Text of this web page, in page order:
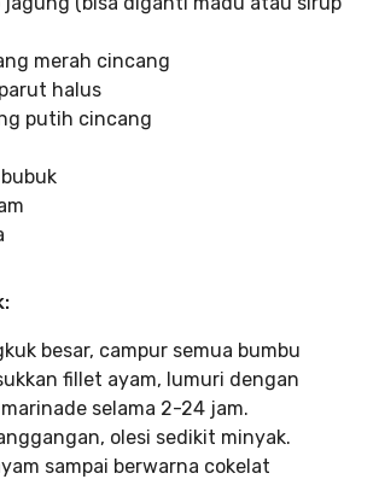
merah cincang
halus
putih cincang
besar, campur semua bumbu
fillet ayam, lumuri dengan
selama 2-24 jam.
olesi sedikit minyak.
sampai berwarna cokelat